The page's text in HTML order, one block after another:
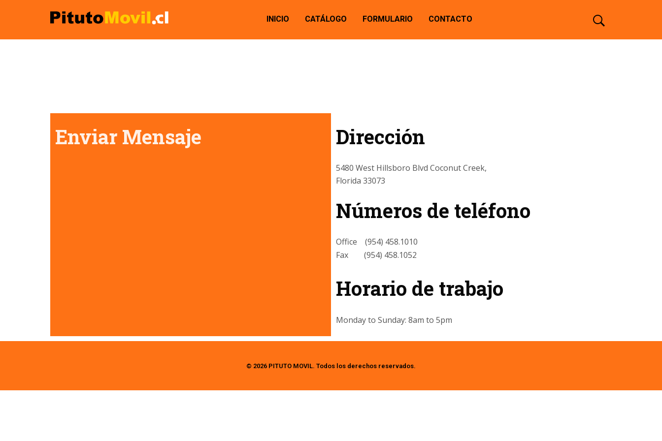
INICIO CATÁLOGO FORMULARIO CONTACTO
Enviar Mensaje Dirección
5480 West Hillsboro Blvd Coconut Creek,
Florida 33073
Números de teléfono
Office (954) 458.1010
Fax (954) 458.1052
Horario de trabajo
Monday to Sunday: 8am to 5pm
© 2026 PITUTO MOVIL. Todos los derechos reservados.